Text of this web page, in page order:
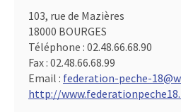
103, rue de Mazières
18000 BOURGES
Téléphone : 02.48.66.68.90
Fax : 02.48.66.68.99
Email : federation-peche-
http://